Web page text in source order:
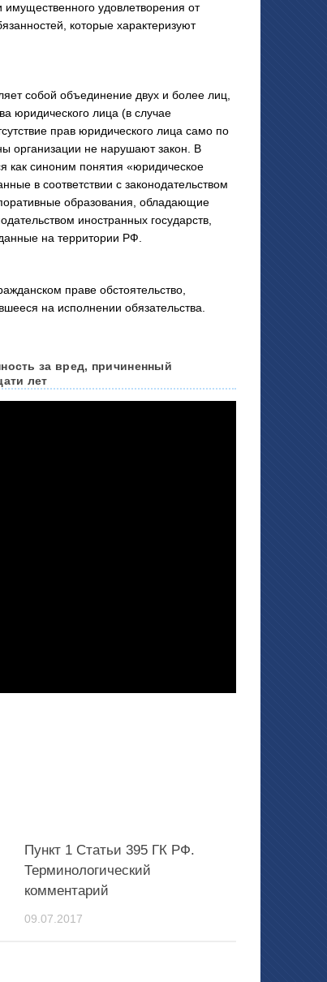
удовлетворения от
которые характеризуют
собой объединение двух и более лиц,
юридического лица (в случае
прав юридического лица само по
организации не нарушают закон. В
как синоним понятия «юридическое
в соответствии с законодательством
образования, обладающие
иностранных государств,
на территории РФ.
праве обстоятельство,
на исполнении обязательства.
за вред, причиненный
лет
Пункт 1 Статьи 395 ГК РФ.
Терминологический
комментарий
09.07.2017